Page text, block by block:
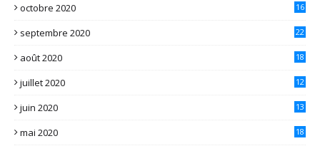
octobre 2020 16
septembre 2020 22
août 2020 18
juillet 2020 12
juin 2020 13
mai 2020 18